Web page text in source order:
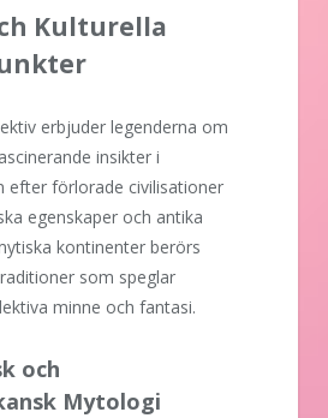
Kulturella
erbjuder legenderna om
insikter i
efter förlorade civilisationer
egenskaper och antika
kontinenter berörs
som speglar
minne och fantasi.
och
Mytologi